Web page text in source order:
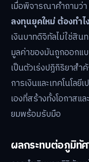
เมื่อพิจารณาคำถามว่า
ลงทุนยุคใหม่ ต้องทำไ
เงินบาทดิจิทัลไม่ใช่สิน
มูลค่าของมันถูกออกแ
เป็นตัวเร่งปฏิกิริยาส
การเงินและเทคโนโล
เองที่สร้างทั้งโอกาสแ
ยมพร้อมรับมือ
ผลกระทบต่อภูมิทั